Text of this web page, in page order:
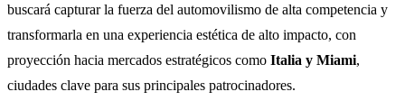
buscará capturar la fuerza del automovilismo de alta competencia y
transformarla en una experiencia estética de alto impacto, con
proyección hacia mercados estratégicos como Italia y Miami,
ciudades clave para sus principales patrocinadores.